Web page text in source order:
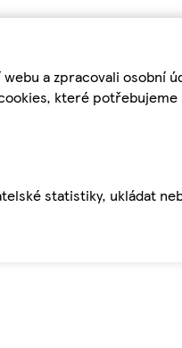
a zpracovali osobní
které
statistiky, ukládat